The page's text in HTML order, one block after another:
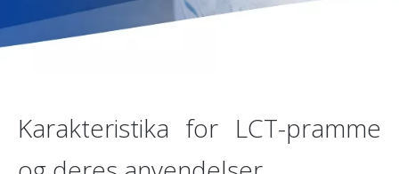
Karakteristika for LCT-pramme